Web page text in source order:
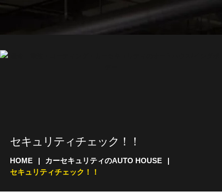
セキュリティチェック！！
HOME
カーセキュリティのAUTO HOUSE
セキュリティチェック！！